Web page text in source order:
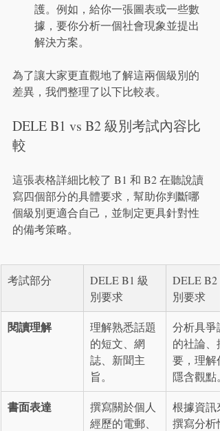
護。例如，給你一張圖表或一些數
據，要你分析一個社會現象並提出
解決方案。
為了讓大家更直觀地了解這兩個級別的
差異，我們整理了以下比較表。
DELE B1 vs B2 級別考試內容比
較
這張表格詳細比較了 B1 和 B2 在聽說讀
寫四個部分的具體要求，幫助你判斷哪
個級別更適合自己，並制定更具針對性
的備考策略。
考試部分
DELE B1 級
別要求
DELE B2
別要求
閱讀理解
理解熟悉話題
的短文、網
誌、新聞主
旨。
分析具爭
的社論、摘
要，理解
隱含觀點。
書面表達
撰寫關於個人
經歷的電郵、
根據資訊
撰寫分析